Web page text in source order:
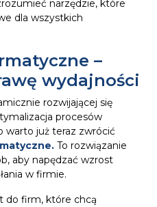
narzędzie, które
dla wszystkich
–
wydajności
rozwijającej się
procesów
warto już teraz zwrócić
To rozwiązanie
aby napędzać wzrost
w firmie.
do firm, które chcą